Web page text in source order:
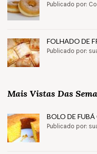
Publicado por:
FOLHADO DE
Publicado por:
Mais Vistas Das
BOLO DE
Publicado por: